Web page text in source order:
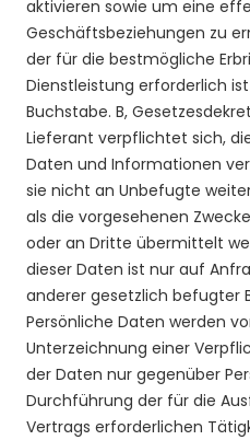
aktivieren sowie um eine
Geschäftsbeziehungen zu
der für die bestmögliche
Dienstleistung erforderlich ist
Buchstabe. B,
Lieferant verpflichtet sich,
Daten und Informationen
sie nicht an Unbefugte
als die vorgesehenen
oder an Dritte übermittelt
dieser Daten ist nur auf
anderer gesetzlich befugter
Persönliche Daten werden
Unterzeichnung einer
der Daten nur gegenüber
Durchführung der für die
Vertrags erforderlichen